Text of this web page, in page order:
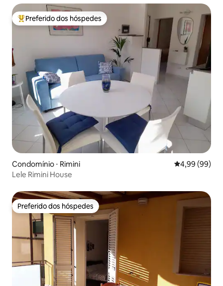
Entre os melhores preferidos dos hóspedes
Preferido dos hóspedes
Condomínio ⋅ Rimini 4,99 de uma
4,99 (99)
Lele Rimini House
Preferido dos hóspedes
Preferido dos hóspedes